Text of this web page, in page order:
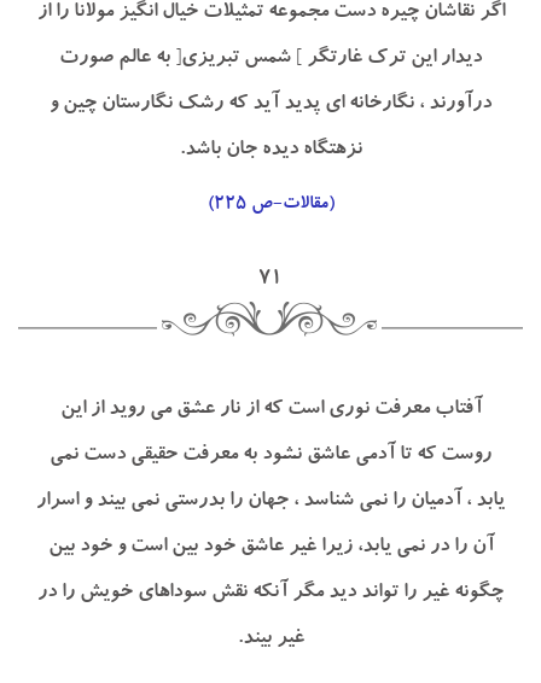
اگر نقاشان چيره دست مجموعه تمثيلات خيال انگيز مولانا را از
ديدار اين ترك غارتگر ] شمس تبريزي[ به عالم صورت
درآورند ، نگارخانه اي پديد آيد كه رشك نگارستان چين و
نزهتگاه ديده جان باشد.
(مقالات-ص ۲۲۵)
۷۱
آفتاب معرفت نوري است كه از نار عشق مي رويد از اين
روست كه تا آدمي عاشق نشود به معرفت حقيقي دست نمي
يابد ، آدميان را نمي شناسد ، جهان را بدرستي نمي بيند و اسرار
آن را در نمي يابد، زيرا غير عاشق خود بين است و خود بين
چگونه غير را تواند ديد مگر آنكه نقش سوداهاي خويش را در
غير بيند.